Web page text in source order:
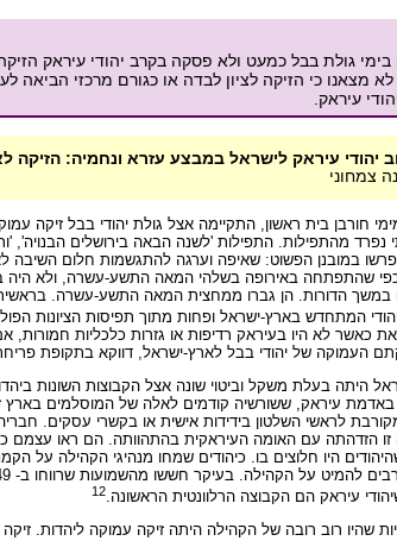
גולת בבל כמעט ולא פסקה בקרב יהודי עיראק
לא מצאנו כי הזיקה לציון לבדה או כגורם מרכזי
עיראק.
יהודי עיראק לישראל במבצע עזרא ונחמיה:
צמחוני
חורבן בית ראשון, התקיימה אצל גולת יהודי בבל זיקה
מהתפילות. התפילות 'לשנה הבאה בירושלים הבנויה',
במובנן הפשוט: שאיפה וערגה להתגשמות חלום השיבה
כפי שהתפתחה באירופה בשלהי המאה התשע-עשרה, ולא היה
הדורות. הן גברו ממחצית המאה התשע-עשרה. בראשית
בארץ-ישראל ופחות מתוך תפיסות הציונות הפוליטית. בשנים 1935-1919 עלו מעיראק כ- 6500 יהודים, כ-
כאשר לא היו בעיראק רדיפות או גזרות כלכליות חמורות,
העמוקה של יהודי בבל לארץ-ישראל, דווקא בתקופת
היתה בעלת משקל וביטוי שונה אצל הקבוצות השונות
עיראק, ששורשיה קודמים לאלה של המוסלמים בארץ
מקורבת לראשי השלטון בידידות אישית או בקשרי עסקים.
זו הזדהתה עם האומה העיראקית בהתהוותה. הם ראו עצמם
היו חלוצים בו. כיהודים שמחו מנהיגי הקהילה
עיראק הם הקבוצה הרלוונטית הראשונה.12
שהיו רוב רובה של הקהילה היתה זיקה עמוקה ליהדות.